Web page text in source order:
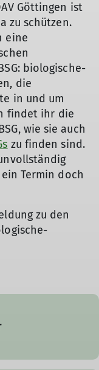
Göttingen ist
zu schützen.
eine
biologische-
die
in und um
findet ihr die
wie sie auch
zu finden sind.
Termin doch
zu den